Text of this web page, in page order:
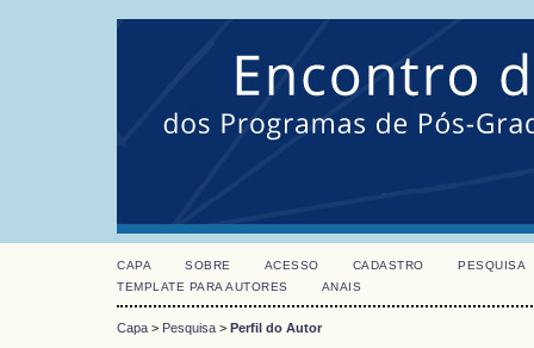
CAPA SOBRE ACESSO CADASTRO
PESQUISA
TEMPLATE PARA AUTORES
ANAIS
Capa > Pesquisa > Perfil do Autor